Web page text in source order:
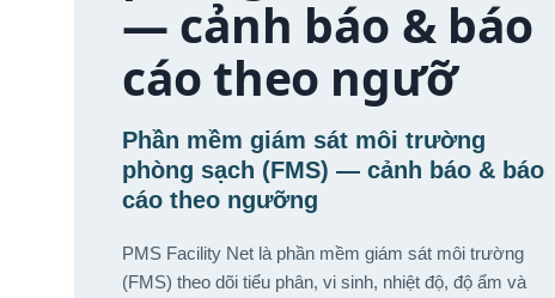
— cảnh báo & báo
cáo theo ngưỡ
Phần mềm giám sát môi trường
phòng sạch (FMS) — cảnh báo & báo
cáo theo ngưỡng
PMS Facility Net là phần mềm giám sát môi trường
(FMS) theo dõi tiểu phân, vi sinh, nhiệt độ, độ ẩm và